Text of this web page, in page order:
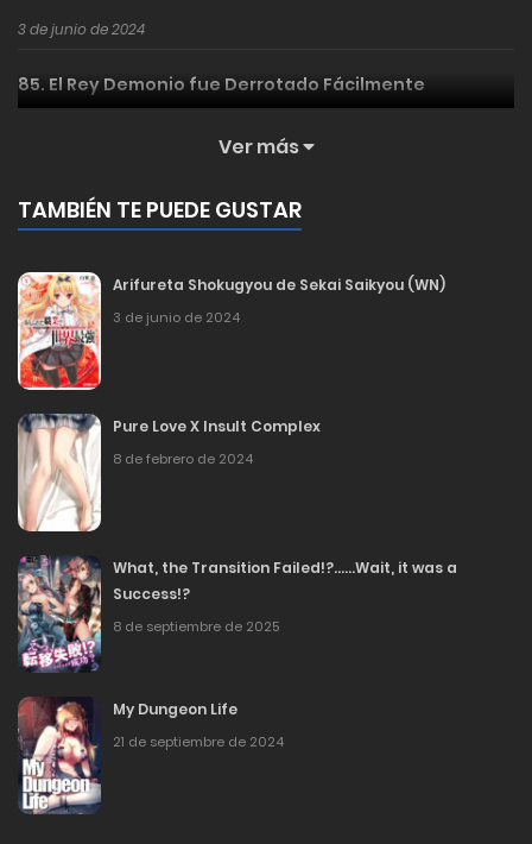
3 de junio de 2024
85. El Rey Demonio fue Derrotado Fácilmente
3 de junio de 2024
83. La Tribu Demoníaca Quiere una Tregua
3 de junio de 2024
82. Es tan desordenado
3 de junio de 2024
81. ¿Es realmente suerte?
3 de junio de 2024
80. El Poder del Dragón Amarillo
3 de junio de 2024
79. No, hay algo más... pero no es posible
3 de junio de 2024
78. El Héroe (Eiyuu) Escapa
3 de junio de 2024
Ver más
TAMBIÉN TE PUEDE GUSTAR
Arifureta Shokugyou de Sekai Saikyou (WN)
3 de junio de 2024
Pure Love X Insult Complex
8 de febrero de 2024
What, the Transition Failed!?……Wait, it was a
Success!?
8 de septiembre de 2025
My Dungeon Life
21 de septiembre de 2024